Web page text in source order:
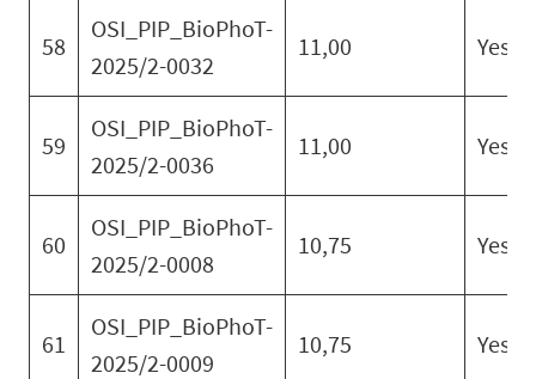
58
OSI_PIP_BioPhoT-
2025/2-0032
11,00 Yes
59
OSI_PIP_BioPhoT-
2025/2-0036
11,00 Yes
60
OSI_PIP_BioPhoT-
2025/2-0008
10,75 Yes
61
OSI_PIP_BioPhoT-
2025/2-0009
10,75 Yes